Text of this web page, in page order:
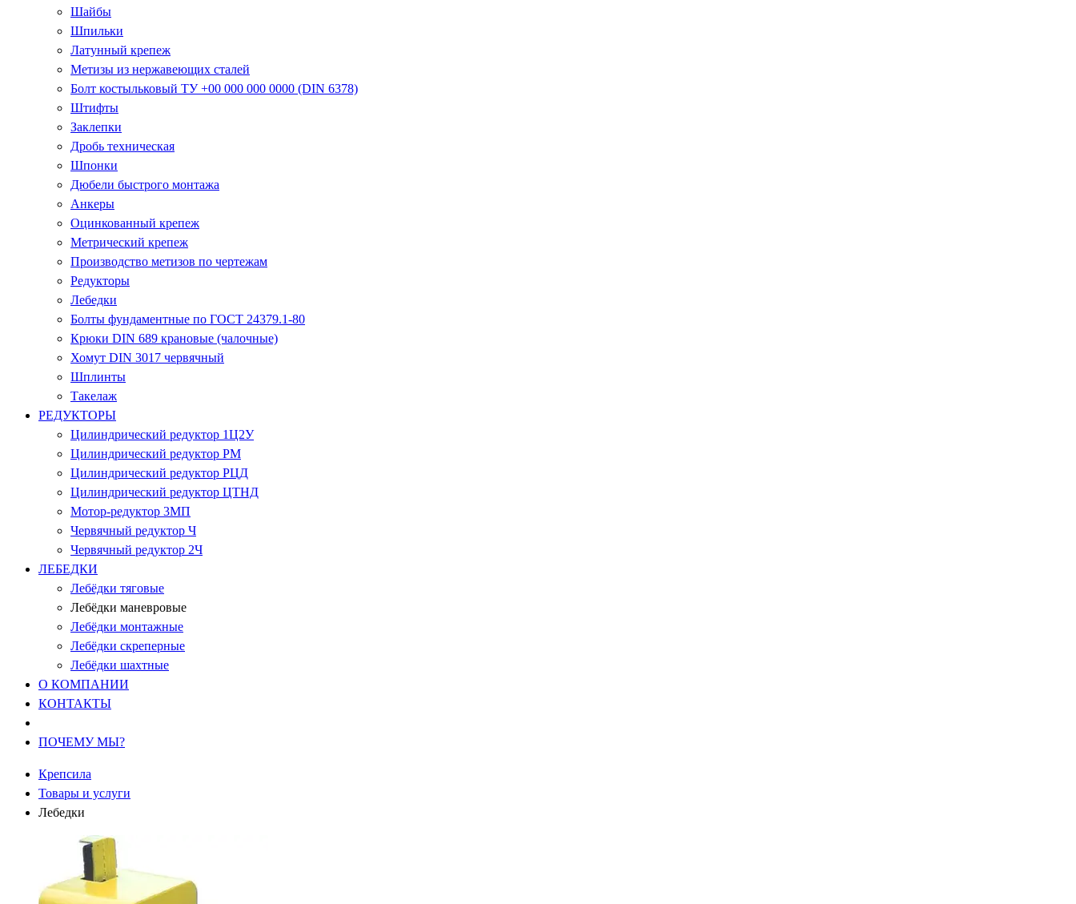
Шайбы
Шпильки
Латунный крепеж
Метизы из нержавеющих сталей
Болт костыльковый ТУ +00 000 000 0000 (DIN 6378)
Штифты
Заклепки
Дробь техническая
Шпонки
Дюбели быстрого монтажа
Анкеры
Оцинкованный крепеж
Метрический крепеж
Производство метизов по чертежам
Редукторы
Лебедки
Болты фундаментные по ГОСТ 24379.1-80
Крюки DIN 689 крановые (чалочные)
Хомут DIN 3017 червячный
Шплинты
Такелаж
РЕДУКТОРЫ
Цилиндрический редуктор 1Ц2У
Цилиндрический редуктор РМ
Цилиндрический редуктор РЦД
Цилиндрический редуктор ЦТНД
Мотор-редуктор 3МП
Червячный редуктор Ч
Червячный редуктор 2Ч
ЛЕБЕДКИ
Лебёдки тяговые
Лебёдки маневровые
Лебёдки монтажные
Лебёдки скреперные
Лебёдки шахтные
О КОМПАНИИ
КОНТАКТЫ
ПОЧЕМУ МЫ?
Крепсила
Товары и услуги
Лебедки